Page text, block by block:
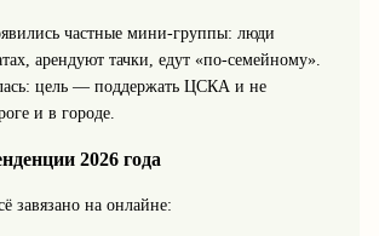
частные мини-группы: люди
арендуют тачки, едут «по-семейному».
цель — поддержать ЦСКА и не
и в городе.
2026 года
завязано на онлайне: